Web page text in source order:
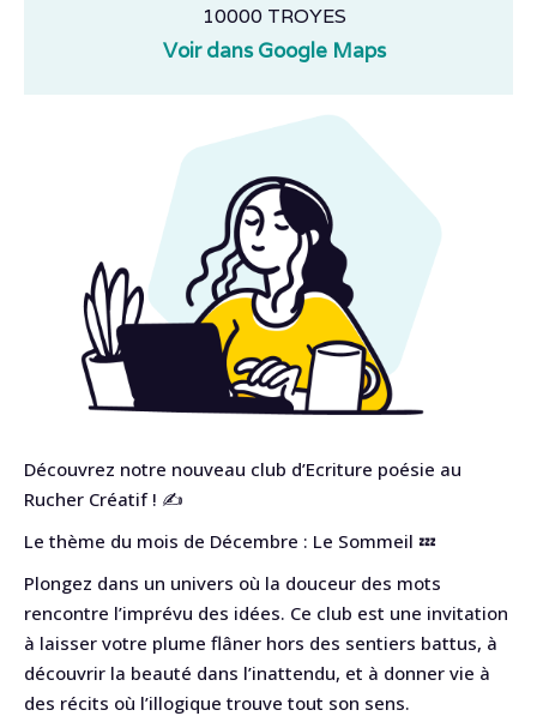
10000 TROYES
Voir dans Google Maps
Découvrez notre nouveau club d’Ecriture poésie au
Rucher Créatif ! ✍
Le thème du mois de Décembre : Le Sommeil 💤
Plongez dans un univers où la douceur des mots
rencontre l’imprévu des idées. Ce club est une invitation
à laisser votre plume flâner hors des sentiers battus, à
découvrir la beauté dans l’inattendu, et à donner vie à
des récits où l’illogique trouve tout son sens.